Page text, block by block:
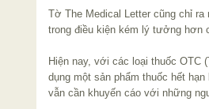
Tờ The Medical Letter cũng chỉ
trong điều kiện kém lý tưởng hơn
Hiện nay, với các loại thuốc OTC
dụng một sản phẩm thuốc hết
vẫn cần khuyến cáo với những